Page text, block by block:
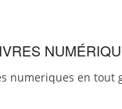
numeriques en tout